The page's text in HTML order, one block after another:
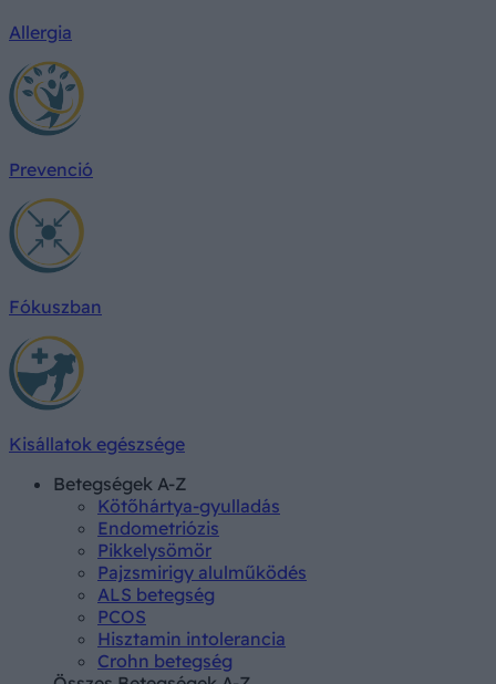
Allergia
Prevenció
Fókuszban
Kisállatok egészsége
Betegségek A-Z
Kötőhártya-gyulladás
Endometriózis
Pikkelysömör
Pajzsmirigy alulműködés
ALS betegség
PCOS
Hisztamin intolerancia
Crohn betegség